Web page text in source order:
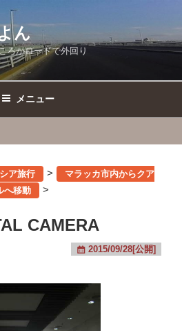
ん
ろかロードで外回り
メニュー
ア旅行 >
マラッカ市内からクア
へ移動
>
CAMERA
2015/09/28[公開]